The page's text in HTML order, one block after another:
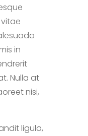
in
Nulla at
nisi,
ligula,